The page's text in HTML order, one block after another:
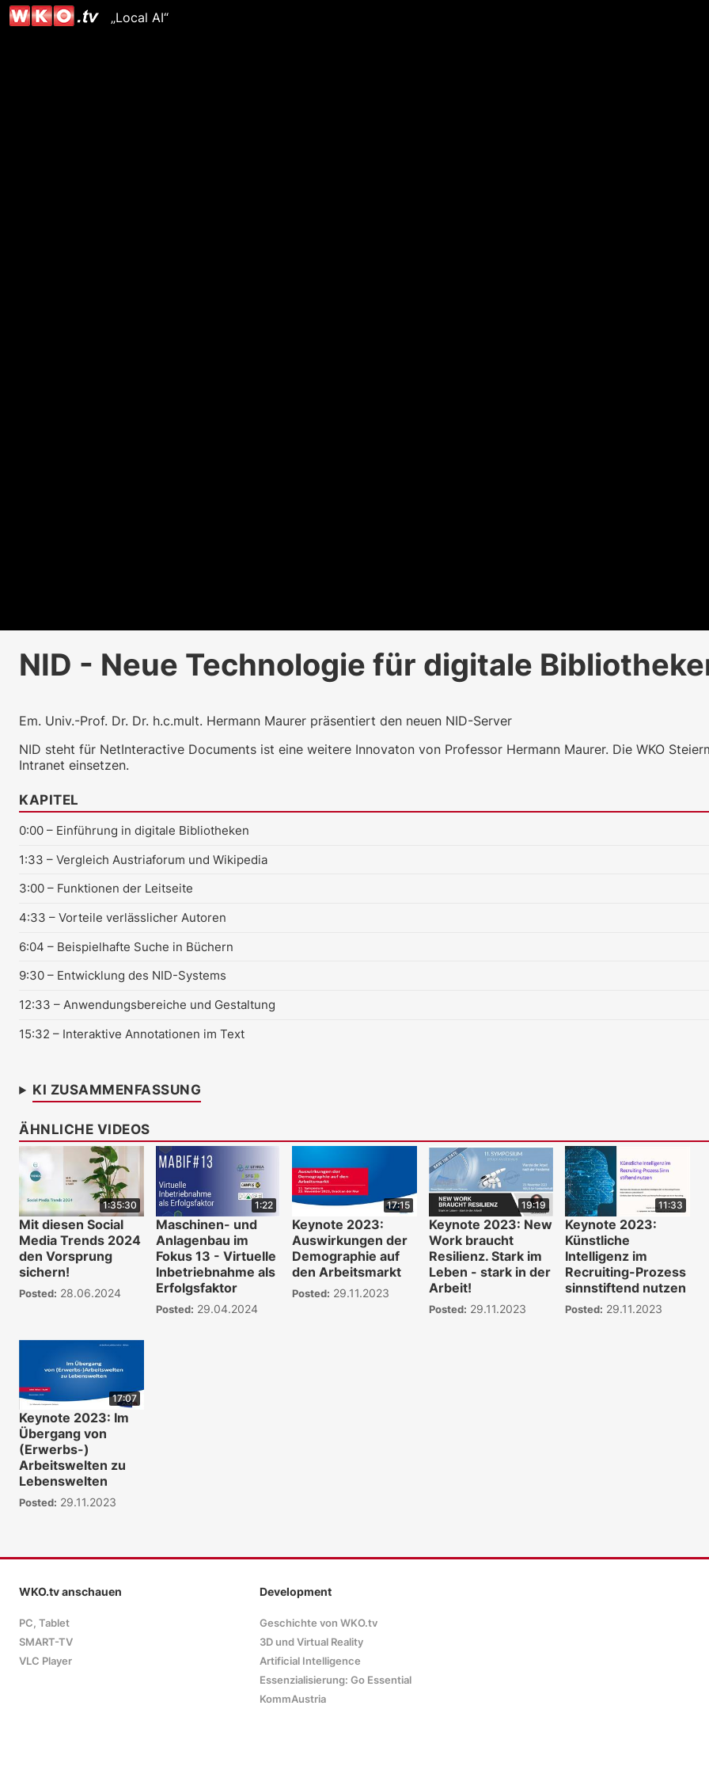
„Local AI“
NID - Neue Technologie für digitale
Em. Univ.-Prof. Dr. Dr. h.c.mult. Hermann Maurer präsentiert den neuen NID-Server
NID steht für NetInteractive Documents ist eine weitere Innovaton von Professor Hermann Maurer. Die WKO
Intranet einsetzen.
KAPITEL
0:00 – Einführung in digitale Bibliotheken
1:33 – Vergleich Austriaforum und Wikipedia
3:00 – Funktionen der Leitseite
4:33 – Vorteile verlässlicher Autoren
6:04 – Beispielhafte Suche in Büchern
9:30 – Entwicklung des NID-Systems
12:33 – Anwendungsbereiche und Gestaltung
15:32 – Interaktive Annotationen im Text
KI ZUSAMMENFASSUNG
ÄHNLICHE VIDEOS
1:35:30
Mit diesen Social
Media Trends 2024
den Vorsprung
sichern!
Posted: 28.06.2024
1:22
Maschinen- und
Anlagenbau im
Fokus 13 - Virtuelle
Inbetriebnahme als
Erfolgsfaktor
Posted: 29.04.2024
17:15
Keynote 2023:
Auswirkungen der
Demographie auf
den Arbeitsmarkt
Posted: 29.11.2023
19:19
Keynote 2023: New
Work braucht
Resilienz. Stark im
Leben - stark in der
Arbeit!
Posted: 29.11.2023
11:33
Keynote 2023:
Künstliche
Intelligenz im
Recruiting-Prozess
sinnstiftend nutzen
Posted: 29.11.2023
17:07
Keynote 2023: Im
Übergang von
(Erwerbs-)
Arbeitswelten zu
Lebenswelten
Posted: 29.11.2023
WKO.tv anschauen
PC, Tablet
SMART-TV
VLC Player
Development
Geschichte von WKO.tv
3D und Virtual Reality
Artificial Intelligence
Essenzialisierung: Go Essential
KommAustria